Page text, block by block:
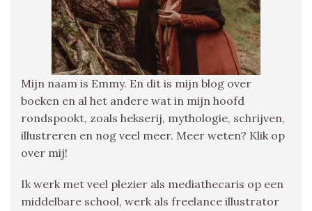
Mijn naam is Emmy. En dit is mijn blog over
boeken en al het andere wat in mijn hoofd
rondspookt, zoals hekserij, mythologie, schrijven,
illustreren en nog veel meer. Meer weten? Klik op
over mij!
Ik werk met veel plezier als mediathecaris op een
middelbare school, werk als freelance illustrator